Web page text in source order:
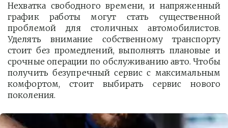
Нехватка свободного времени, и напряженный
график работы могут стать существенной
проблемой для столичных автомобилистов.
Уделять внимание собственному транспорту
стоит без промедлений, выполнять плановые и
срочные операции по обслуживанию авто. Чтобы
получить безупречный сервис с максимальным
комфортом, стоит выбирать сервис нового
поколения.